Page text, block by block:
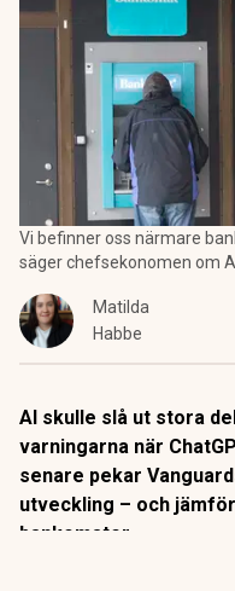
Vi befinner oss närmare
säger chefsekonomen om
Matilda
Habbe
AI skulle slå ut stora
varningarna när
senare pekar
utveckling – och
bankomater.